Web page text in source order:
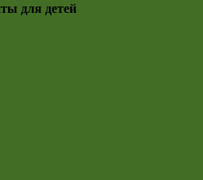
для детей